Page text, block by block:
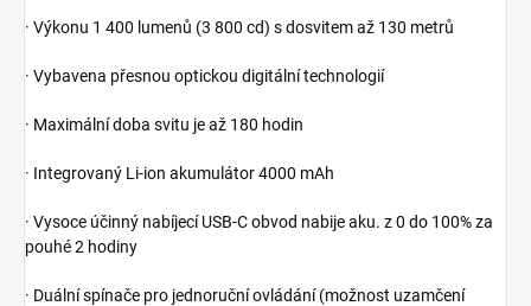
· Výkonu 1 400 lumenů (3 800 cd) s dosvitem až 130 metrů
· Vybavena přesnou optickou digitální technologií
· Maximální doba svitu je až 180 hodin
· Integrovaný Li-ion akumulátor 4000 mAh
· Vysoce účinný nabíjecí USB-C obvod nabije aku. z 0 do 100% za
pouhé 2 hodiny
· Duální spínače pro jednoruční ovládání (možnost uzamčení